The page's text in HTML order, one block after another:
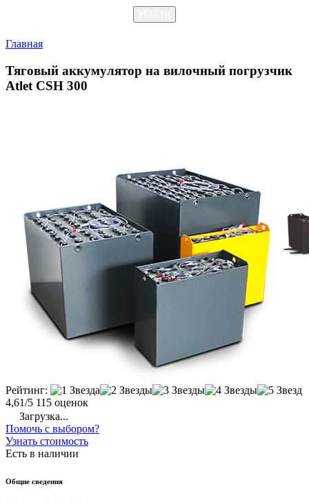
Главная
Тяговый аккумулятор на вилочный погрузчик
Atlet CSH 300
Рейтинг:
4,61/5 115 оценок
Загрузка...
Помочь с выбором?
Узнать стоимость
Есть в наличии
Общие сведения